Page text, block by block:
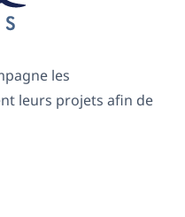
les
leurs projets afin de